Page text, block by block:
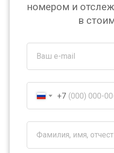
номером и
в
Ваш e-mail
+7
Фамилия, имя,